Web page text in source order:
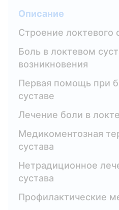
Описание
Строение локтевого
Боль в локтевом
возникновения
Первая помощь при
суставе
Лечение боли в
Медикоментозная
сустава
Нетрадиционное
сустава
Профилактические